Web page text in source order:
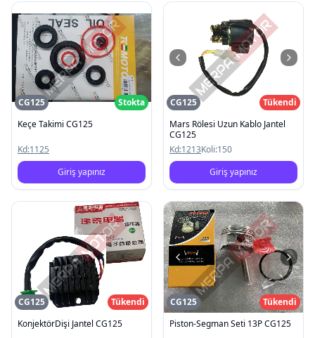
CG125
Stokta
Keçe Takimi CG125
Kd:1125
Giriş yapınız
CG125
Tükendi
Mars Rölesi Uzun Kablo Jantel
CG125
Kd:1213Koli:150
Giriş yapınız
CG125
Tükendi
KonjektörDişi Jantel CG125
CG125
Tükendi
Piston-Segman Seti 13P CG125